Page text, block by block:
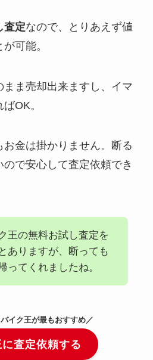
査定なので、とりあえず値
可能。
ま売却出来ますし、イマ
OK。
お金は掛かりません。断る
で安心して査定依頼でき
王の無料お試し査定を
ありますが、断っても
ってくれましたね。
イク王が最もおすすめ／
査定依頼する